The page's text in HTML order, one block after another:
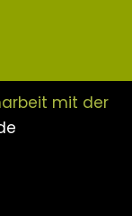
mit der